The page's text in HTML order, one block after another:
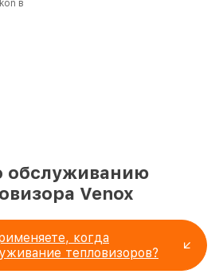
в
обслуживанию
Venox
когда
тепловизоров?